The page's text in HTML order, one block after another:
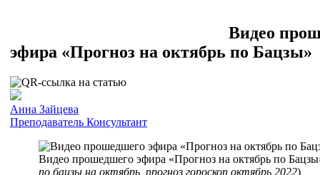
Видео
эфира «Прогноз на октябрь по Бацзы»
Анна Зайцева
Преподаватель Консультант
Видео прошедшего эфира «Прогноз на октябрь по
по бацзы на октябрь, прогноз гороскоп октябрь 2022)